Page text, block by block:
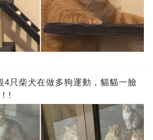
4只柴犬在做多狗運動，貓貓一臉
!